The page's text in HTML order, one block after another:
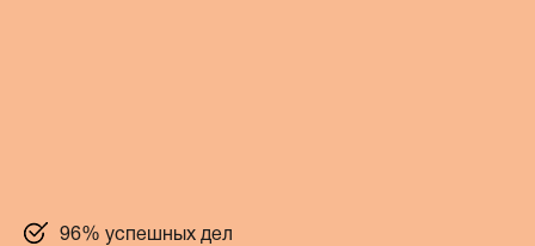
96% успешных дел